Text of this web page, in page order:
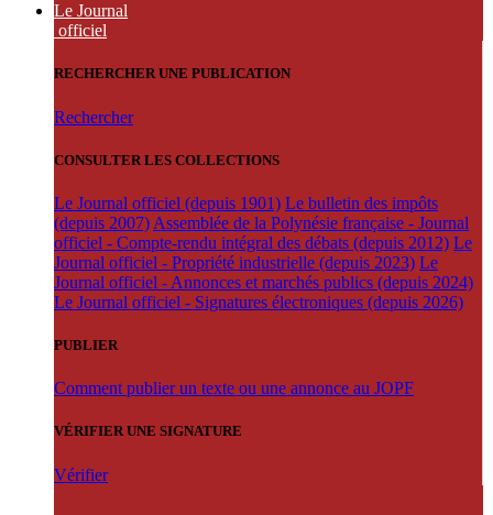
Le Journal
officiel
RECHERCHER UNE PUBLICATION
Rechercher
CONSULTER LES COLLECTIONS
Le Journal officiel (depuis 1901) Le bulletin des impôts
(depuis 2007) Assemblée de la Polynésie française - Journal
officiel - Compte-rendu intégral des débats (depuis 2012) Le
Journal officiel - Propriété industrielle (depuis 2023) Le
Journal officiel - Annonces et marchés publics (depuis 2024)
Le Journal officiel - Signatures électroniques (depuis 2026)
PUBLIER
Comment publier un texte ou une annonce au JOPF
VÉRIFIER UNE SIGNATURE
Vérifier